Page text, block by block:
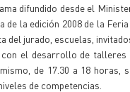
difundido desde el
la edición 2008 de la
del jurado, escuelas,
el desarrollo de
de 17.30 a 18
de competencias.